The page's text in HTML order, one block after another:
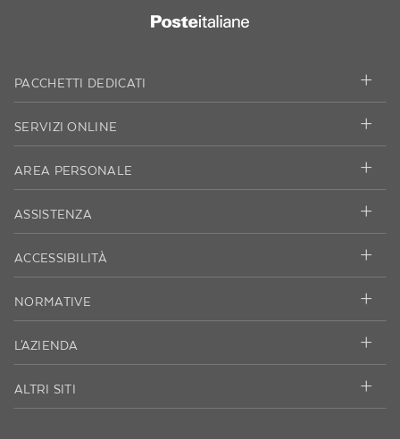
PACCHETTI DEDICATI
SERVIZI ONLINE
AREA PERSONALE
ASSISTENZA
ACCESSIBILITÀ
NORMATIVE
L'AZIENDA
ALTRI SITI